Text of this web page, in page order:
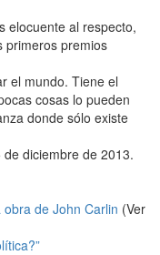
elocuente al respecto,
primeros premios
el mundo. Tiene el
cosas lo pueden
donde sólo existe
diciembre de 2013.
obra de John Carlin (Ver